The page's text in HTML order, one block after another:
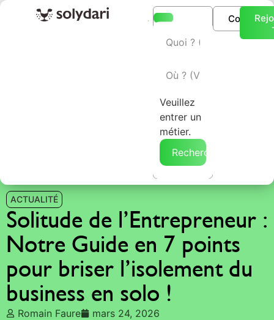
Veuillez
entrer un
métier.
Rechercher →
ACTUALITÉ
Solitude de l’Entrepreneur :
Notre Guide en 7 points
pour briser l’isolement du
business en solo !
Romain Faure mars 24, 2026